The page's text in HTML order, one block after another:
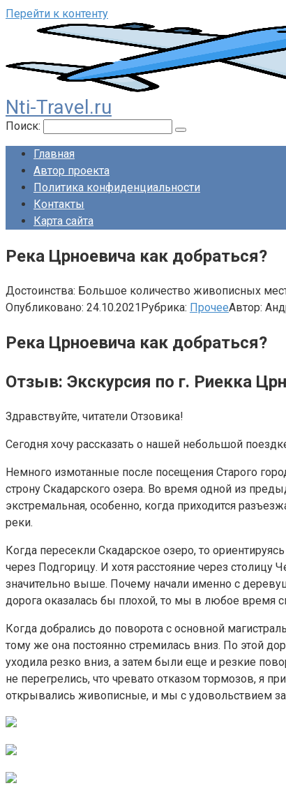
Перейти к контенту
Nti-Travel.ru
Поиск:
Главная
Автор проекта
Политика конфиденциальности
Контакты
Карта сайта
Река Црноевича как добраться?
Достоинства: Большое количество живописных
Опубликовано: 24.10.2021Рубрика: ПрочееАвтор:
Река Црноевича как добраться?
Отзыв: Экскурсия по г. Риекка
Здравствуйте, читатели Отзовика!
Сегодня хочу рассказать о нашей небольшой
Немного измотанные после посещения Старого
строну Скадарского озера. Во время одной из
экстремальная, особенно, когда приходится
реки.
Когда пересекли Скадарское озеро, то
через Подгорицу. И хотя расстояние через
значительно выше. Почему начали именно с
дорога оказалась бы плохой, то мы в любое время
Когда добрались до поворота с основной
тому же она постоянно стремилась вниз. По этой
уходила резко вниз, а затем были еще и резкие
не перегрелись, что чревато отказом тормозов, я
открывались живописные, и мы с удовольствием